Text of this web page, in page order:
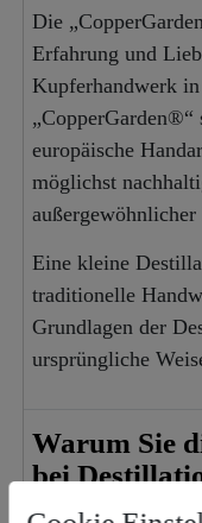
Die
Erfahrung und
Kupferhandwerk
europäische
möglichst
Eine kleine
traditionelle
Grundlagen der
ursprüngliche
Warum Sie
bei
Sie erhalten